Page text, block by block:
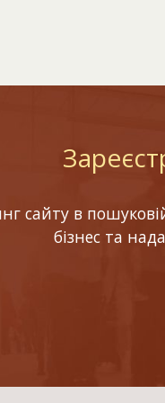
в пошуковій
бізнес та